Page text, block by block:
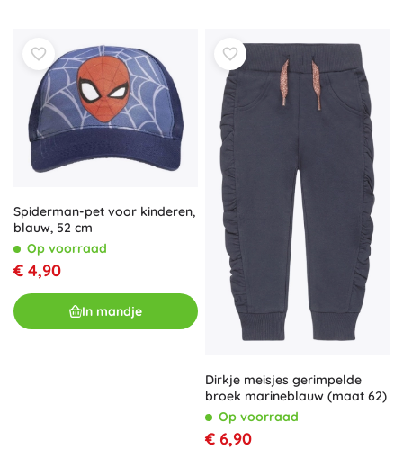
Spiderman-pet voor kinderen,
blauw, 52 cm
Op voorraad
€ 4,90
In mandje
Dirkje meisjes gerimpelde
broek marineblauw (maat 62)
Op voorraad
€ 6,90